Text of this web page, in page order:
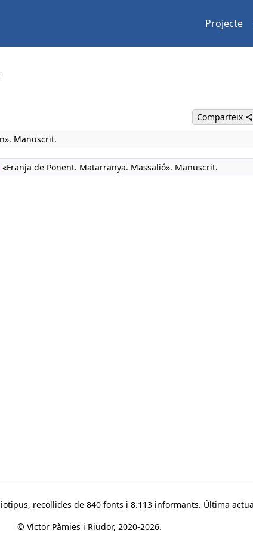
Projecte
Comparteix
Manuscrit.
«Franja de Ponent. Matarranya. Massalió». Manuscrit.
recollides de 840 fonts i 8.113 informants. Última
© Víctor Pàmies i Riudor, 2020-2026.